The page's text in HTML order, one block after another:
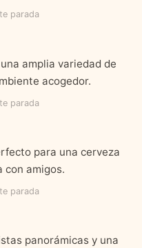
parada
amplia variedad de
acogedor.
parada
para una cerveza
con amigos.
parada
panorámicas y una